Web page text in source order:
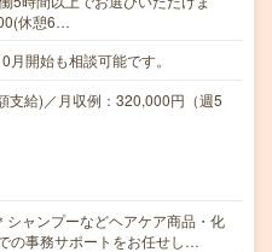
休憩6…
開始も相談可能です。
支給)／月収例：320,000円（週5
シャンプーなどヘアケア商品・化
の事務サポートをお任せし…